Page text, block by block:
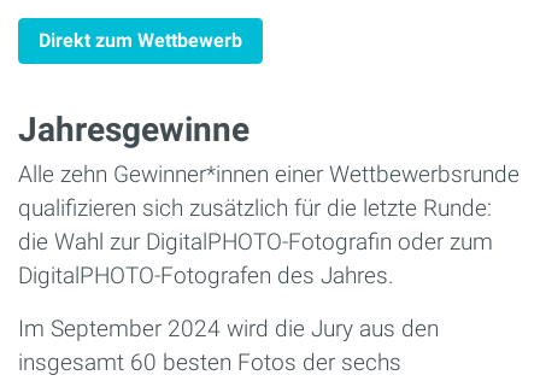
Direkt zum Wettbewerb
Jahresgewinne
Alle zehn Gewinner*innen einer Wettbewerbsrunde
qualifizieren sich zusätzlich für die letzte Runde:
die Wahl zur DigitalPHOTO-Fotografin oder zum
DigitalPHOTO-Fotografen des Jahres.
Im September 2024 wird die Jury aus den
insgesamt 60 besten Fotos der sechs